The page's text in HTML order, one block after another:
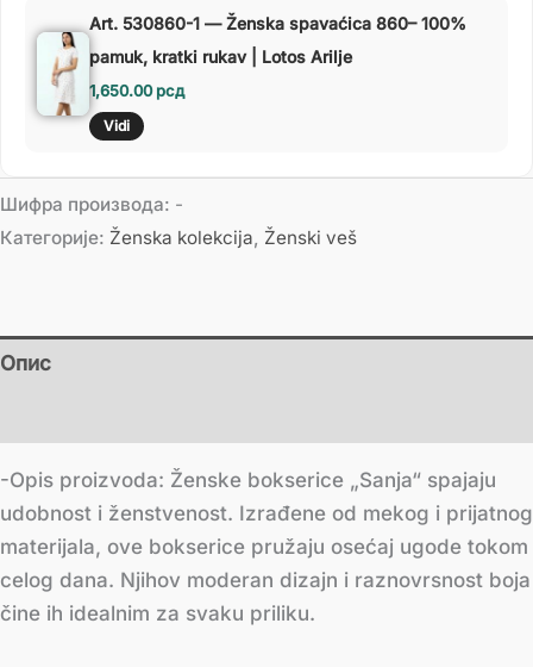
Art. 530860-1 — Ženska spavaćica 860– 100%
pamuk, kratki rukav | Lotos Arilje
1,650.00рсд
Vidi
Шифра производа: -
Категорије: Ženska kolekcija, Ženski veš
Опис
-Opis proizvoda: Ženske bokserice „Sanja“ spajaju
udobnost i ženstvenost. Izrađene od mekog i prijatnog
materijala, ove bokserice pružaju osećaj ugode tokom
celog dana. Njihov moderan dizajn i raznovrsnost boja
čine ih idealnim za svaku priliku.